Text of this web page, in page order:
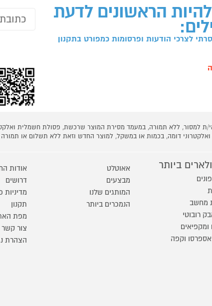
הראשונים לדעת
לצרכי הודעות ופרסומות כמפורט בתקנון
ת למסור, ללא תמורה, במעמד מסירת המוצר שרכשת, פסולת חשמלית
דומה, בכמות או במשקל, למוצר החדש וזאת ללא תשלום או
ביותר
מחשב
רובוטי
ומקפיאים
אספרסו וקפה
אאוטלט
מבצעים
המותגים שלנו
הנמכרים ביותר
אודות
דרושים
תקנון
מפת
צור קשר
הצהרת